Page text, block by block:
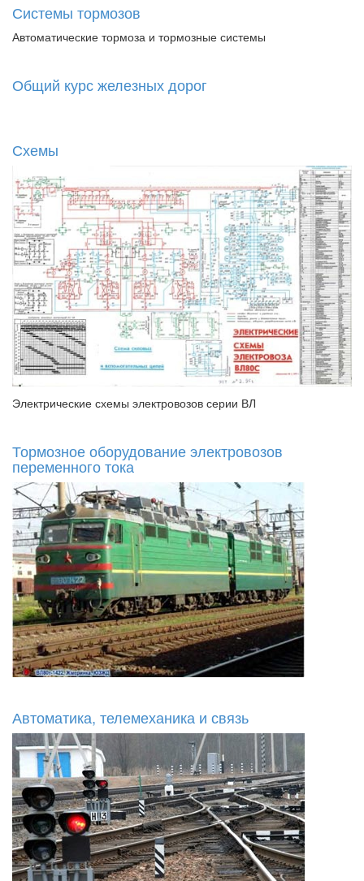
Системы тормозов
Автоматические тормоза и тормозные системы
Общий курс железных дорог
Схемы
Электрические схемы электровозов серии ВЛ
Тормозное оборудование электровозов
переменного тока
Автоматика, телемеханика и связь